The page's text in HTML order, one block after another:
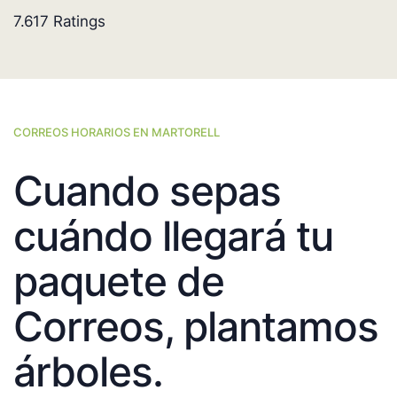
7.617 Ratings
CORREOS HORARIOS EN MARTORELL
Cuando sepas
cuándo llegará tu
paquete de
Correos, plantamos
árboles.